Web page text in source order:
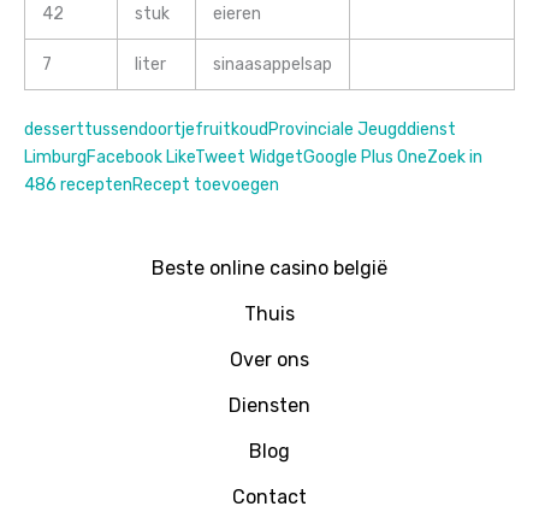
42 stuk eieren
7 liter sinaasappelsap
desserttussendoortjefruitkoud Provinciale Jeugddienst
LimburgFacebook LikeTweet WidgetGoogle Plus OneZoek in
486 receptenRecept toevoegen
Beste online casino belgië
Thuis
Over ons
Diensten
Blog
Contact